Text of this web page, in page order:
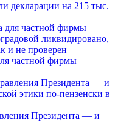
декларации на 215 тыс.
частной фирмы
Президента — и